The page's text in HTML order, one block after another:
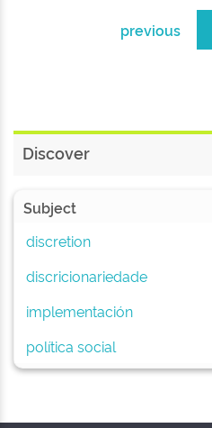
previous
Discover
Subject
discretion
discricionariedade
implementación
política social